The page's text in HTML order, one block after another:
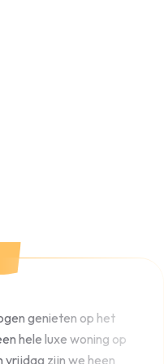
genieten op het
hele luxe woning op
zijn we heen